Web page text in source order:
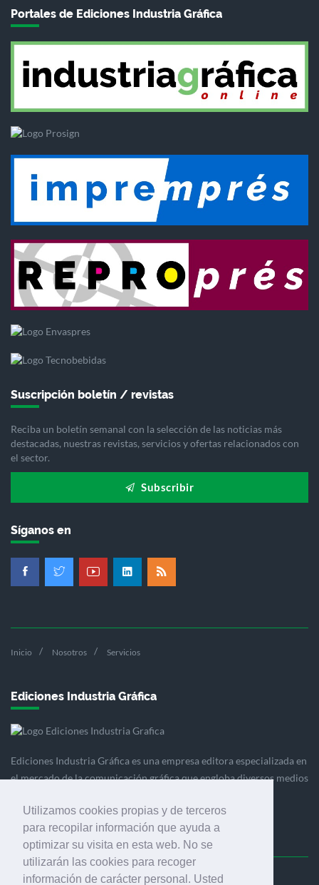
Utilizamos cookies propias y de terceros
para recopilar información que ayuda a
optimizar su visita en esta web. No se
utilizarán las cookies para recoger
información de carácter personal. Usted
Portales de Ediciones Industria Gráfica
Suscripción boletín / revistas
Reciba un boletín semanal con la selección de las noticias más
destacadas, nuestras revistas, servicios y ofertas relacionados con
el sector.
Subscribir
Síganos en
Inicio Nosotros Servicios
Ediciones Industria Gráfica
Ediciones Industria Gráfica es una empresa editora especializada en
el mercado de la comunicación gráfica que engloba diversos medios
comunicación visual y el envasado.